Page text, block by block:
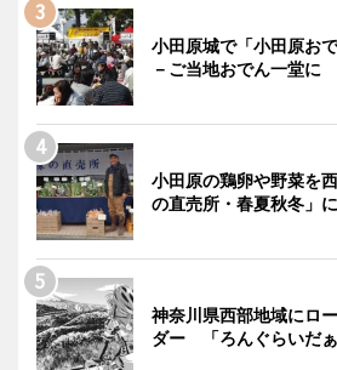
小田原城で「小田原お
－ご当地おでん一堂に
小田原の鶏卵や野菜を
の直売所・春夏秋冬」
神奈川県西部地域にロ
ダー 「ろんぐらいだ